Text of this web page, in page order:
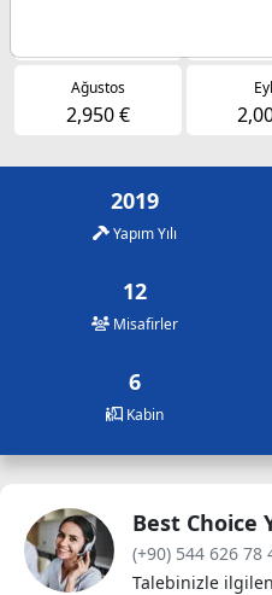
Ağustos
2,950 €
2019
Yapım Yılı
12
Misafirler
6
Kabin
Best Choice
(+90) 544 626 78
Talebinizle